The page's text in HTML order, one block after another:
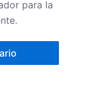
para la